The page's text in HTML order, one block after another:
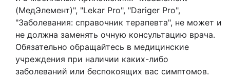
(МедЭлемент)", "Lekar Pro", "Dariger Pro",
"Заболевания: справочник терапевта", не может и
не должна заменять очную консультацию врача.
Обязательно обращайтесь в медицинские
учреждения при наличии каких-либо
заболеваний или беспокоящих вас симптомов.